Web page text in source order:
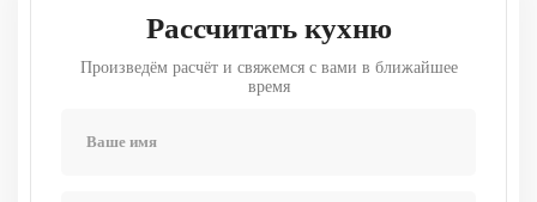
Рассчитать кухню
Произведём расчёт и свяжемся с вами в ближайшее
время